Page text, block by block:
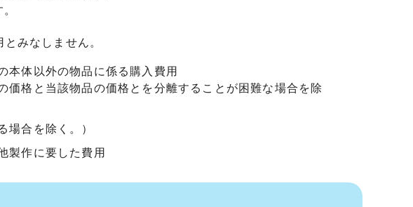
みなしません。
本体以外の物品に係る購入費用
価格と当該物品の価格とを分離することが困難な場合を除
場合を除く。）
製作に要した費用